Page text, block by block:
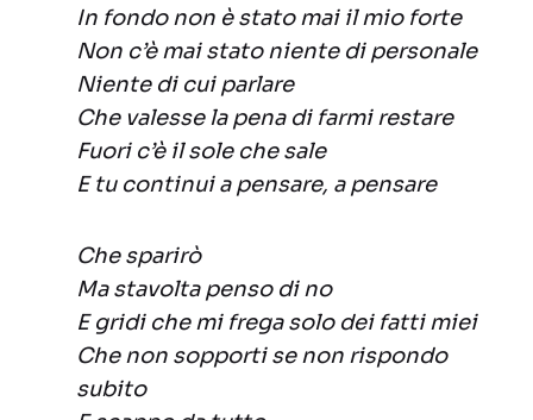
In fondo non è stato mai il mio forte
Non c’è mai stato niente di personale
Niente di cui parlare
Che valesse la pena di farmi restare
Fuori c’è il sole che sale
E tu continui a pensare, a pensare
Che sparirò
Ma stavolta penso di no
E gridi che mi frega solo dei fatti miei
Che non sopporti se non rispondo
subito